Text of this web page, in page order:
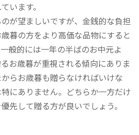
います。
が望ましいですが、金銭的な負担
暮の方をより高価な品物にすると
般的には一年の半ばのお中元よ
お歳暮が重視される傾向にありま
らお歳暮も贈らなければいけな
にありません。どちらか一方だけ
先して贈る方が良いでしょう。